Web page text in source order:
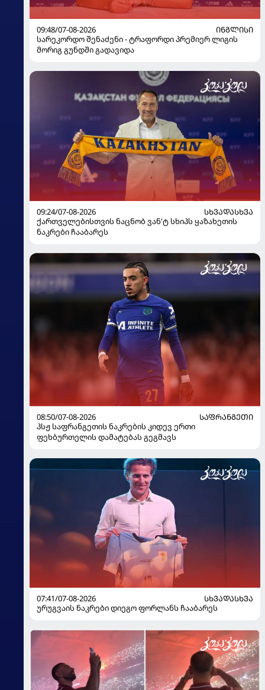
09:48/07-08-2026
ᲘᲜᲒᲚᲘᲡᲘ
სარეკორდო შენაძენი - ტრაფორდი პრემიერ ლიგის
მორიგ გუნდში გადავიდა
09:24/07-08-2026
ᲡᲮᲕᲐᲓᲐᲡᲮᲕᲐ
ქართველებისთვის ნაცნობ ვან'ტ სხიპს ყაზახეთის
ნაკრები ჩააბარეს
08:50/07-08-2026
ᲡᲐᲤᲠᲐᲜᲒᲔᲗᲘ
პსჟ საფრანგეთის ნაკრების კიდევ ერთი
ფეხბურთელის დამატებას გეგმავს
07:41/07-08-2026
ᲡᲮᲕᲐᲓᲐᲡᲮᲕᲐ
ურუგვაის ნაკრები დიეგო ფორლანს ჩააბარეს